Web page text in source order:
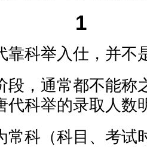
1
靠科举入仕，并不
段，通常都不能称
代科举的录取人数
常科（科目、考试